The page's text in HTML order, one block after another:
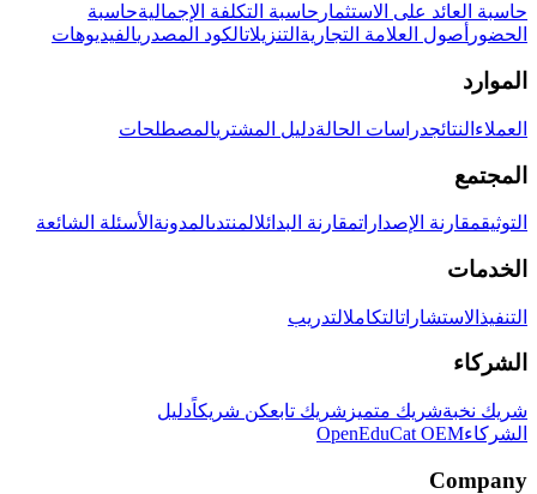
حاسبة العائد على الاستثمار حاسبة التكلفة الإجماليةحاسبة
الحضور أصول العلامة التجارية التنزيلاتالكود المصدريالفيديوهات
الموارد
العملاء النتائجدراسات الحالةدليل المشتريالمصطلحات
المجتمع
التوثيقمقارنة الإصداراتمقارنة البدائلالمنتدىالمدونة الأسئلة الشائعة
الخدمات
التنفيذ الاستشاراتالتكاملالتدريب
الشركاء
شريك نخبةشريك متميز شريك تابعكن شريكاًدليل
الشركاءOpenEduCat OEM
Company